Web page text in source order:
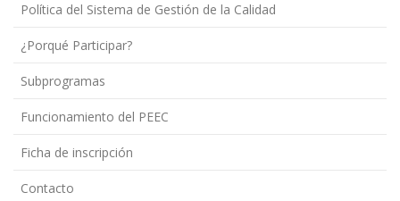
Política del Sistema de Gestión de la Calidad
¿Porqué Participar?
Subprogramas
Funcionamiento del PEEC
Ficha de inscripción
Contacto